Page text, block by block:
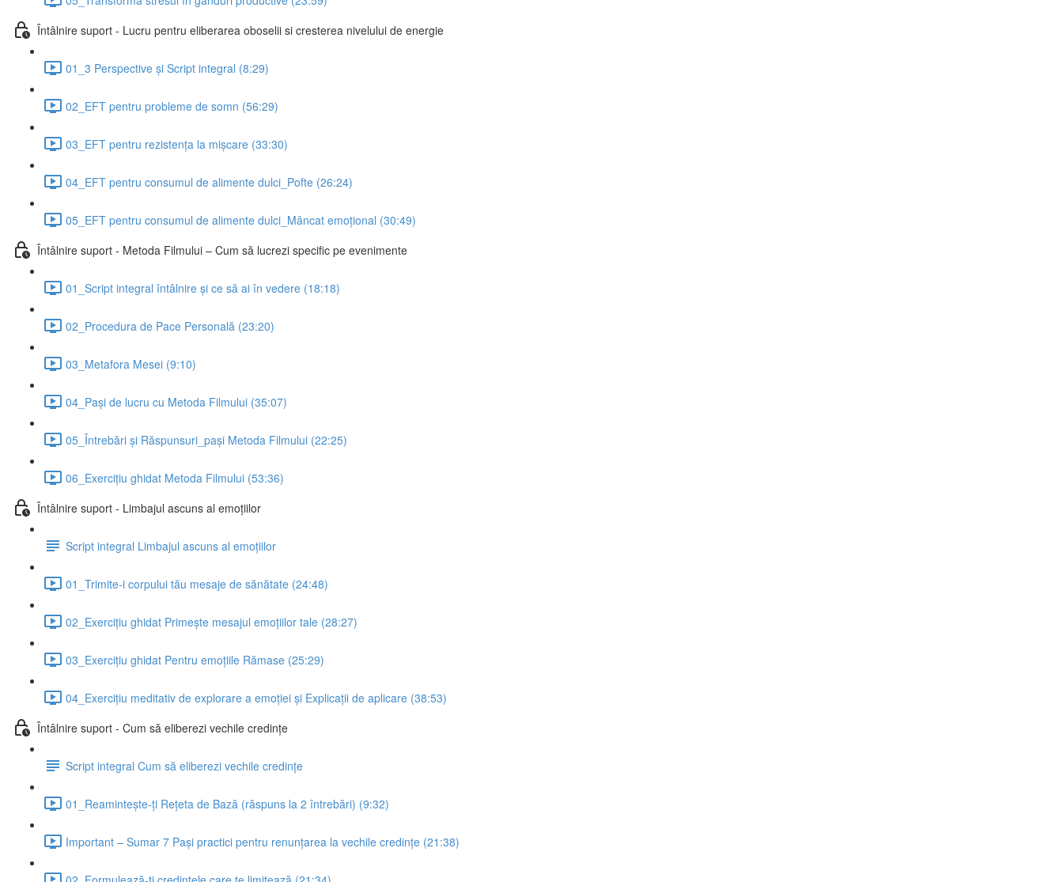
Întâlnire suport - Lucru pentru eliberarea oboselii si cresterea nivelului de energie
01_3 Perspective și Script integral (8:29)
02_EFT pentru probleme de somn (56:29)
03_EFT pentru rezistența la mișcare (33:30)
04_EFT pentru consumul de alimente dulci_Pofte (26:24)
05_EFT pentru consumul de alimente dulci_Mâncat emoțional (30:49)
Întâlnire suport - Metoda Filmului – Cum să lucrezi specific pe evenimente
01_Script integral întâlnire și ce să ai în vedere (18:18)
02_Procedura de Pace Personală (23:20)
03_Metafora Mesei (9:10)
04_Pași de lucru cu Metoda Filmului (35:07)
05_Întrebări și Răspunsuri_pași Metoda Filmului (22:25)
06_Exercițiu ghidat Metoda Filmului (53:36)
Întâlnire suport - Limbajul ascuns al emoțiilor
Script integral Limbajul ascuns al emoțiilor
01_Trimite-i corpului tău mesaje de sănătate (24:48)
02_Exercițiu ghidat Primește mesajul emoțiilor tale (28:27)
03_Exercițiu ghidat Pentru emoțiile Rămase (25:29)
04_Exercițiu meditativ de explorare a emoției și Explicații de aplicare (38:53)
Întâlnire suport - Cum să eliberezi vechile credințe
Script integral Cum să eliberezi vechile credințe
01_Reamintește-ți Rețeta de Bază (răspuns la 2 întrebări) (9:32)
Important – Sumar 7 Pași practici pentru renunțarea la vechile credințe (21:38)